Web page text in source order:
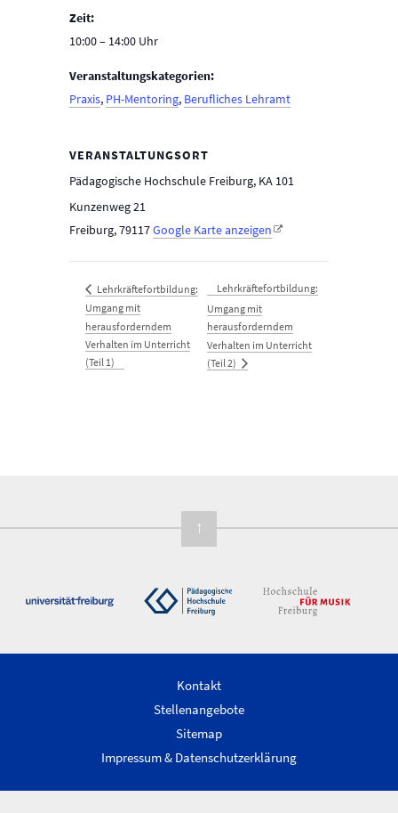
Zeit:
10:00 – 14:00
Veranstaltungskategorien:
Praxis, PH-Mentoring, Berufliches Lehramt
VERANSTALTUNGSORT
Pädagogische Hochschule Freiburg, KA 101
Kunzenweg 21
Freiburg,79117Google Karte anzeigen
Lehrkräftefortbildung:
Umgang mit
herausforderndem
Verhalten im Unterricht
(Teil 1)
Lehrkräftefortbildung:
Umgang mit
herausforderndem
Verhalten im Unterricht
(Teil 2)
↑
Kontakt
Stellenangebote
Sitemap
Impressum & Datenschutzerklärung